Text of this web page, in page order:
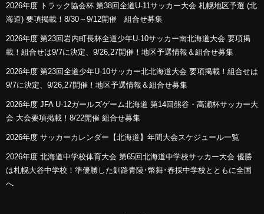
2026年度 トラック協会杯 第38回全道U-11サッカー大会 札幌地区予選 (北
海道) 要項掲載！8/30～9/12開催 組合せ募集
2026年度 第23回岩内町長杯全道少年U-10サッカー南北海道大会 要項掲
載！組合せは9/7に決定、9/26,27開催！地区予選情報＆組合せ募集
2026年度 第23回全道少年U-10サッカー北北海道大会 要項掲載！組合せは
9/7に決定、9/26,27開催！地区予選情報＆組合せ募集
2026年度 JFA U-12ガールズゲーム北海道 第14回熊谷・髙瀬杯サッカー大
会 大会要項掲載！8/22開催 組合せ募集
2026年度 サッカーカレンダー【北海道】年間大会スケジュール一覧
2026年度 北海道中学校体育大会 第65回北海道中学校サッカー大会 優勝
は札幌大谷中学校！準優勝した釧路青陵･幣舞･春採中学校とともに全国
へ